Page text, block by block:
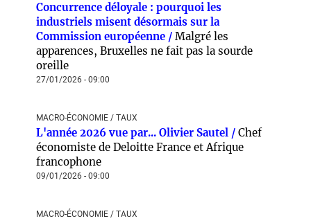
Concurrence déloyale : pourquoi les
industriels misent désormais sur la
Commission européenne / Malgré les
apparences, Bruxelles ne fait pas la sourde
oreille
27/01/2026 - 09:00
MACRO-ÉCONOMIE / TAUX
L'année 2026 vue par... Olivier Sautel / Chef
économiste de Deloitte France et Afrique
francophone
09/01/2026 - 09:00
MACRO-ÉCONOMIE / TAUX